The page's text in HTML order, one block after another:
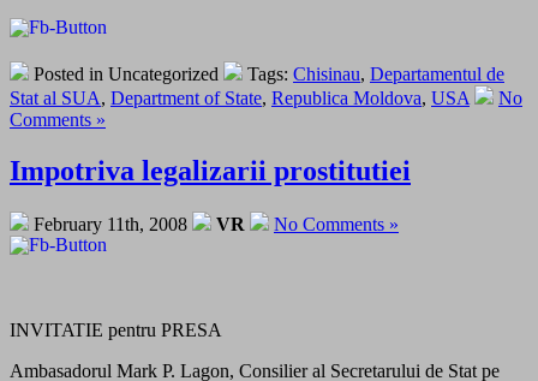
Posted in Uncategorized Tags: Chisinau, Departamentul de
Stat al SUA, Department of State, Republica Moldova, USA
No
Comments »
Impotriva legalizarii prostitutiei
February 11th, 2008 VR No Comments »
INVITATIE pentru PRESA
Ambasadorul Mark P. Lagon, Consilier al Secretarului de Stat pe